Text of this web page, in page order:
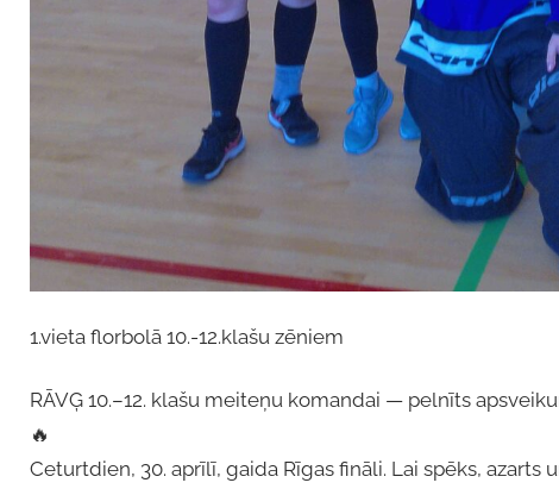
1.vieta florbolā 10.-12.klašu zēniem
RĀVĢ 10.–12. klašu meiteņu komandai — pelnīts
🔥
Ceturtdien, 30. aprīlī, gaida Rīgas fināli. Lai spēks,